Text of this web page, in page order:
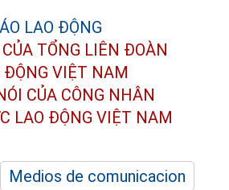
CỦA TỔNG LIÊN ĐOÀN
ĐỘNG VIỆT NAM
CỦA CÔNG NHÂN
LAO ĐỘNG VIỆT NAM
Medios de comunicacion